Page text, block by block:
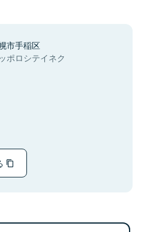
市手稲区
ポロシテイネク